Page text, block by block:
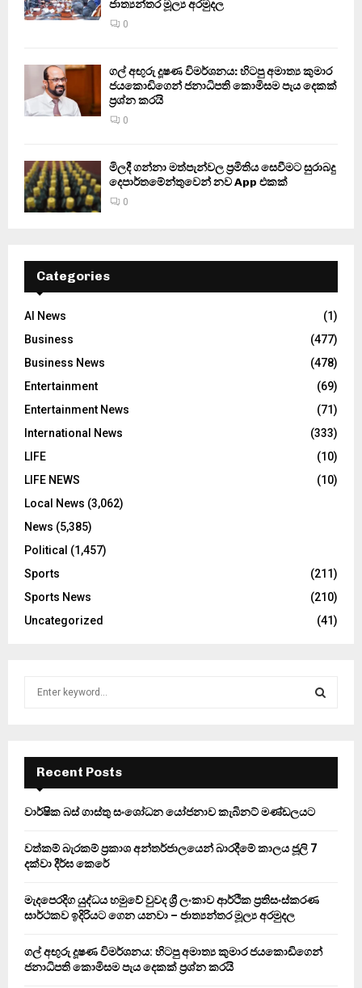
ජාත්‍යන්තර මූල්‍ය අරමුදල
0
ගල් අඟුරු දූෂණ විමර්ශනය: හිටපු අමාත්‍ය කුමාර
ජයකොඩිගෙන් ජනාධිපති කොමිසම පැය දෙකක්
ප්‍රශ්න කරයි
0
මිලදී ගන්නා මත්පැන්වල ප්‍රමිතිය සෙවීමට සුරාබදු
දෙපාර්තමේන්තුවෙන් නව App එකක්
0
Categories
AI News
(1)
Business
(477)
Business News
(478)
Entertainment
(69)
Entertainment News
(71)
International News
(333)
LIFE
(10)
LIFE NEWS
(10)
Local News (3,062)
News (5,385)
Political (1,457)
Sports
(211)
Sports News
(210)
Uncategorized
(41)
f
r
E
A
Recent Posts
වාර්ෂික බස් ගාස්තු සංශෝධන යෝජනාව කැබිනට් මණ්ඩලයට
වත්කම් බැරකම් ප්‍රකාශ අන්තර්ජාලයෙන් බාරදීමේ කාලය ජූලි 7
දක්වා දීර්ඝ කෙරේ
මැදපෙරදිග යුද්ධය හමුවේ වුවද ශ්‍රී ලංකාව ආර්ථික ප්‍රතිසංස්කරණ
සාර්ථකව ඉදිරියට ගෙන යනවා – ජාත්‍යන්තර මූල්‍ය අරමුදල
ගල් අඟුරු දූෂණ විමර්ශනය: හිටපු අමාත්‍ය කුමාර ජයකොඩිගෙන්
ජනාධිපති කොමිසම පැය දෙකක් ප්‍රශ්න කරයි